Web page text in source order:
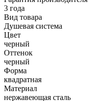
3 года
Вид товара
Душевая система
Цвет
черный
Оттенок
черный
Форма
квадратная
Материал
нержавеющая сталь